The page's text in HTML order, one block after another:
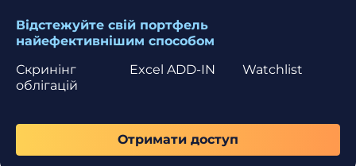
Відстежуйте свій портфель
найефективнішим способом
Скринінг
облігацій
Watchlist
Excel ADD-IN
Отримати доступ